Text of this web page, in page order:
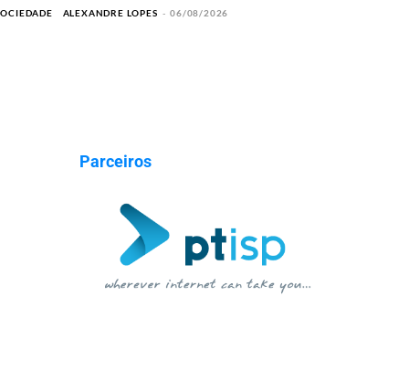
ALEXANDRE LOPES - 06/08/2026
Parceiros